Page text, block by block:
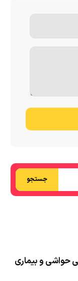
جستجو
حواشی و بیماری